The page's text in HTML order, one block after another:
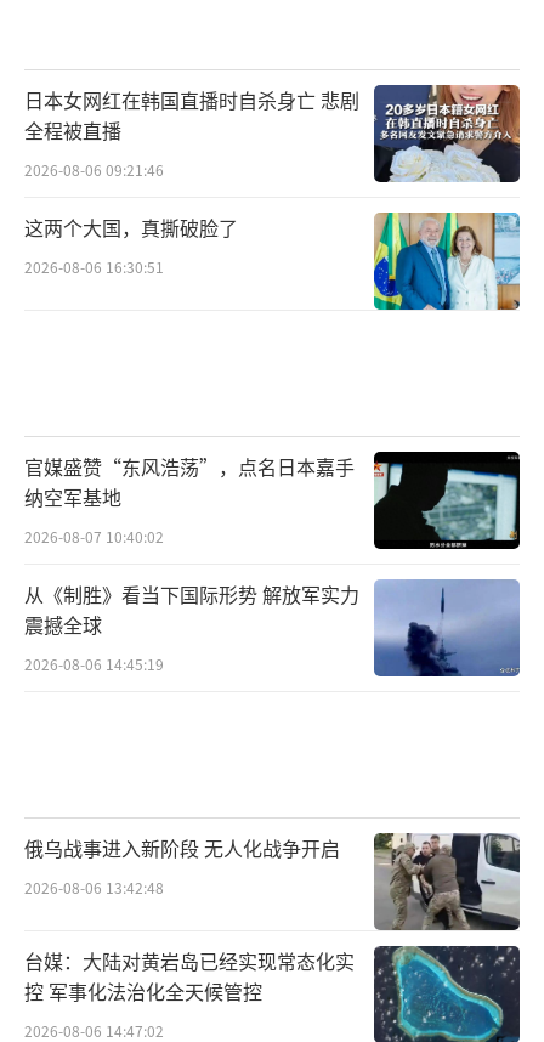
日本女网红在韩国直播时自杀身亡 悲剧
全程被直播
2026-08-06 09:21:46
这两个大国，真撕破脸了
2026-08-06 16:30:51
官媒盛赞“东风浩荡”，点名日本嘉手
纳空军基地
2026-08-07 10:40:02
从《制胜》看当下国际形势 解放军实力
震撼全球
2026-08-06 14:45:19
俄乌战事进入新阶段 无人化战争开启
2026-08-06 13:42:48
台媒：大陆对黄岩岛已经实现常态化实
控 军事化法治化全天候管控
2026-08-06 14:47:02